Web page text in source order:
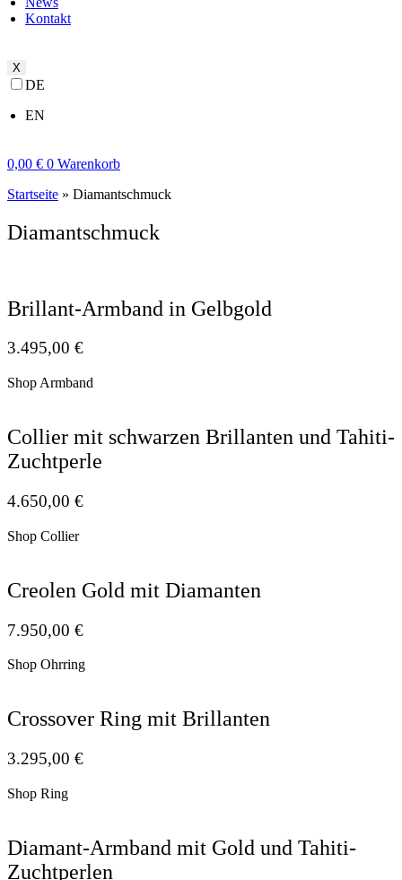
Kontakt
X
DE
EN
0,00 € 0 Warenkorb
Startseite » Diamantschmuck
Diamantschmuck
Brillant-Armband in Gelbgold
3.495,00 €
Shop Armband
Collier mit schwarzen Brillanten und Tahiti-
Zuchtperle
4.650,00 €
Shop Collier
Creolen Gold mit Diamanten
7.950,00 €
Shop Ohrring
Crossover Ring mit Brillanten
3.295,00 €
Shop Ring
Diamant-Armband mit Gold und Tahiti-
Zuchtperlen